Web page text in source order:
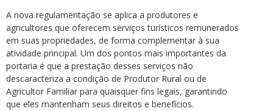
A nova regulamentação se aplica a produtores e
agricultores que oferecem serviços turísticos remunerados
em suas propriedades, de forma complementar à sua
atividade principal. Um dos pontos mais importantes da
portaria é que a prestação desses serviços não
descaracteriza a condição de Produtor Rural ou de
Agricultor Familiar para quaisquer fins legais, garantindo
que eles mantenham seus direitos e benefícios.